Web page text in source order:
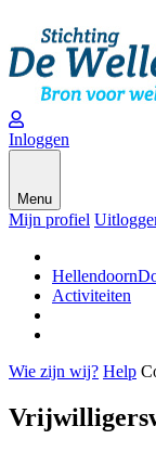
Inloggen
Menu
Mijn profiel
Activiteiten
Wie zijn wij? Help